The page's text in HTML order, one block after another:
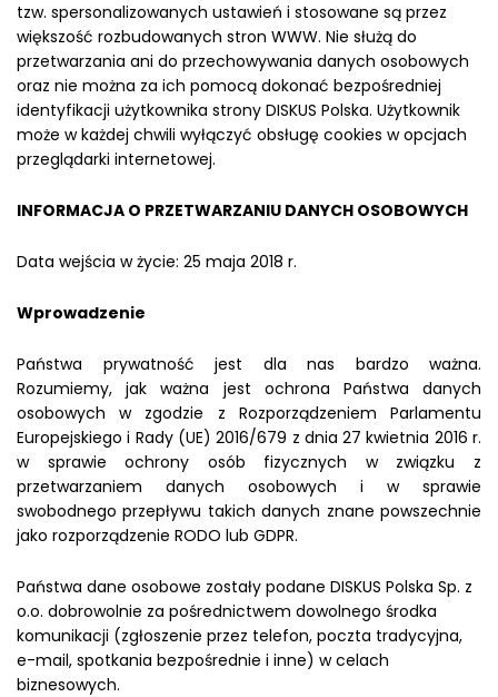
tzw. spersonalizowanych ustawień i stosowane są przez
większość rozbudowanych stron WWW. Nie służą do
przetwarzania ani do przechowywania danych osobowych
oraz nie można za ich pomocą dokonać bezpośredniej
identyfikacji użytkownika strony DISKUS Polska. Użytkownik
może w każdej chwili wyłączyć obsługę cookies w opcjach
przeglądarki internetowej.
INFORMACJA O PRZETWARZANIU DANYCH OSOBOWYCH
Data wejścia w życie: 25 maja 2018 r.
Wprowadzenie
Państwa prywatność jest dla nas bardzo ważna.
Rozumiemy, jak ważna jest ochrona Państwa danych
osobowych w zgodzie z Rozporządzeniem Parlamentu
Europejskiego i Rady (UE) 2016/679 z dnia 27 kwietnia 2016 r.
w sprawie ochrony osób fizycznych w związku z
przetwarzaniem danych osobowych i w sprawie
swobodnego przepływu takich danych znane powszechnie
jako rozporządzenie RODO lub GDPR.
Państwa dane osobowe zostały podane DISKUS Polska Sp. z
o.o. dobrowolnie za pośrednictwem dowolnego środka
komunikacji (zgłoszenie przez telefon, poczta tradycyjna,
e-mail, spotkania bezpośrednie i inne) w celach
biznesowych.